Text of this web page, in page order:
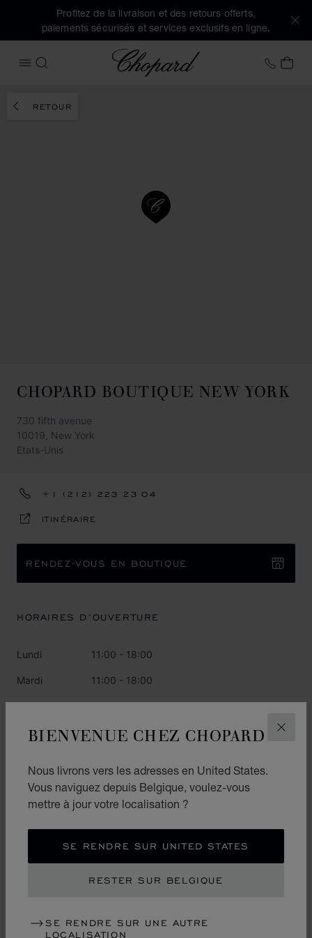
BIENVENUE CHEZ CHOPARD
Nous livrons vers les adresses en United States.
Vous naviguez depuis Belgique, voulez-vous
mettre à jour votre localisation ?
SE RENDRE SUR UNITED STATES
RESTER SUR BELGIQUE
SE RENDRE SUR UNE AUTRE
LOCALISATION
Profitez de la livraison et des retours offerts,
paiements sécurisés et services exclusifs en ligne.
OUVRIR LE MENU
RECHERCHER
Chopard +32
RETOUR
CHOPARD BOUTIQUE NEW YORK
730 fifth avenue
10019, New York
Etats-Unis
+1 (212) 223 23 04
ITINÉRAIRE
RENDEZ-VOUS EN BOUTIQUE
HORAIRES D’OUVERTURE
Lundi 11:00 - 18:00
Mardi 11:00 - 18:00
Mercredi 11:00 - 18:00
Jeudi 11:00 - 18:00
Samedi 11:00 - 18:00
Dimanche 12:00 - 17:00